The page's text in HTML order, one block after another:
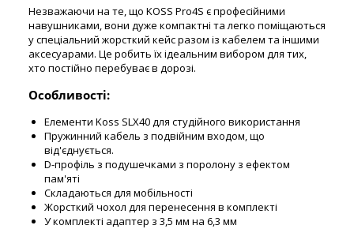
Незважаючи на те, що KOSS Pro4S є професійними
навушниками, вони дуже компактні та легко поміщаються
у спеціальний жорсткий кейс разом із кабелем та іншими
аксесуарами. Це робить їх ідеальним вибором для тих,
хто постійно перебуває в дорозі.
Особливості:
Елементи Koss SLX40 для студійного використання
Пружинний кабель з подвійним входом, що
від'єднується.
D-профіль з подушечками з поролону з ефектом
пам'яті
Складаються для мобільності
Жорсткий чохол для перенесення в комплекті
У комплекті адаптер з 3,5 мм на 6,3 мм